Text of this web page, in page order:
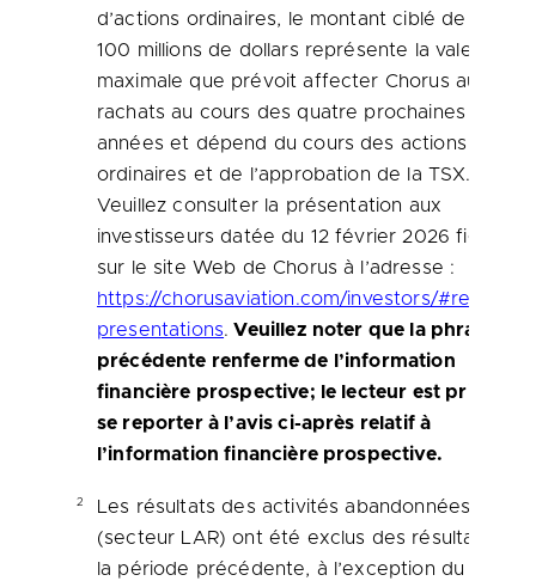
d’actions ordinaires, le montant ciblé de
100 millions de dollars représente la valeur
maximale que prévoit affecter Chorus aux
rachats au cours des quatre prochaines
années et dépend du cours des actions
ordinaires et de l’approbation de la TSX.
Veuillez consulter la présentation aux
investisseurs datée du 12 février 2026 figurant
sur le site Web de Chorus à l’adresse :
https://chorusaviation.com/investors/#reports-
presentations. Veuillez noter que la phrase
précédente renferme de l’information
financière prospective; le lecteur est prié de
se reporter à l’avis ci-après relatif à
l’information financière prospective.
2
Les résultats des activités abandonnées
(secteur LAR) ont été exclus des résultats de
la période précédente, à l’exception du